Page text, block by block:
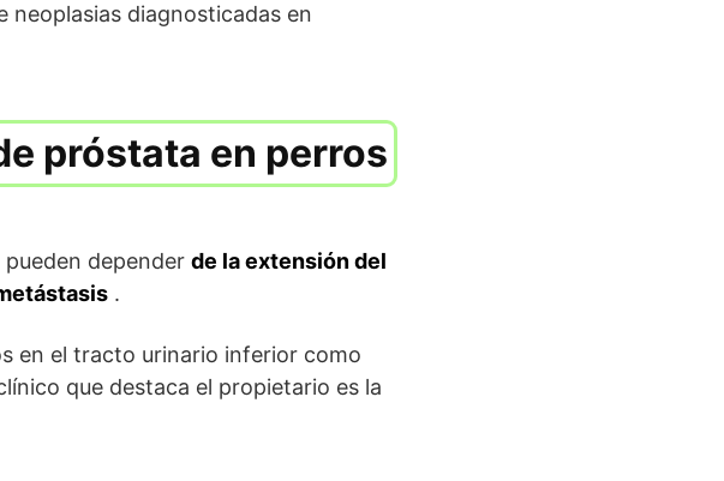
neoplasias diagnosticadas en
próstata en perros
depender de la extensión del
.
en el tracto urinario inferior como
que destaca el propietario es la